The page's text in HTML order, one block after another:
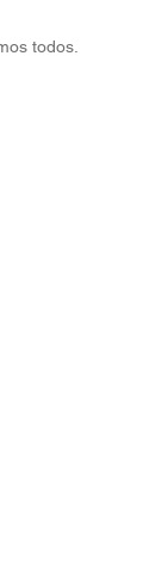
todos.